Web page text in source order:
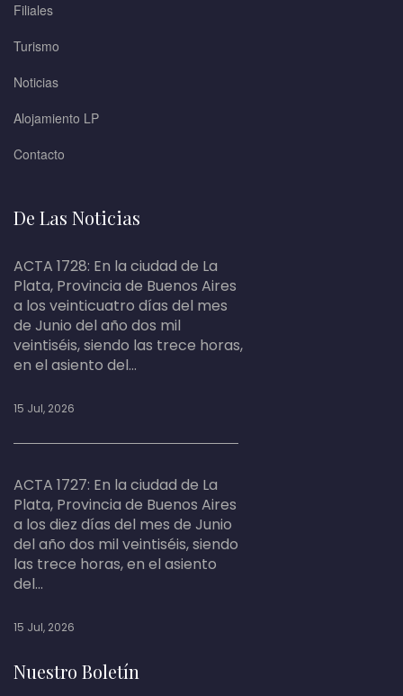
Filiales
Turismo
Noticias
Alojamiento LP
Contacto
De Las Noticias
ACTA 1728: En la ciudad de La
Plata, Provincia de Buenos Aires
a los veinticuatro días del mes
de Junio del año dos mil
veintiséis, siendo las trece horas,
en el asiento del...
15 Jul, 2026
ACTA 1727: En la ciudad de La
Plata, Provincia de Buenos Aires
a los diez días del mes de Junio
del año dos mil veintiséis, siendo
las trece horas, en el asiento
del...
15 Jul, 2026
Nuestro Boletín